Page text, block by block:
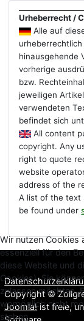
Urheberrecht /
Alle auf
hinausgehende
vorherige
bzw.
jeweiligen
verwendeten
befindet sich
All content
copyright. Any
right to quote
website
address of the
A list of the text
be found under
Copyright ©
Joomla!ist freie,
Wir nutzen Cookies
essenziell für den
diese Website und
Cookies). Sie
zulassen möchten.
womöglich nicht
stehen.